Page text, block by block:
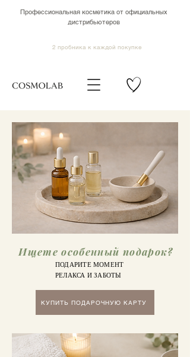
Профессиональная косметика от официальных
дистрибьютеров
2 пробника к каждой покупке
Ищете особенный подарок?
ПОДАРИТЕ МОМЕНТ
РЕЛАКСА И ЗАБОТЫ
КУПИТЬ ПОДАРОЧНУЮ КАРТУ